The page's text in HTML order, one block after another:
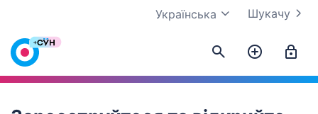
Шукачу
Українська
Work.ua